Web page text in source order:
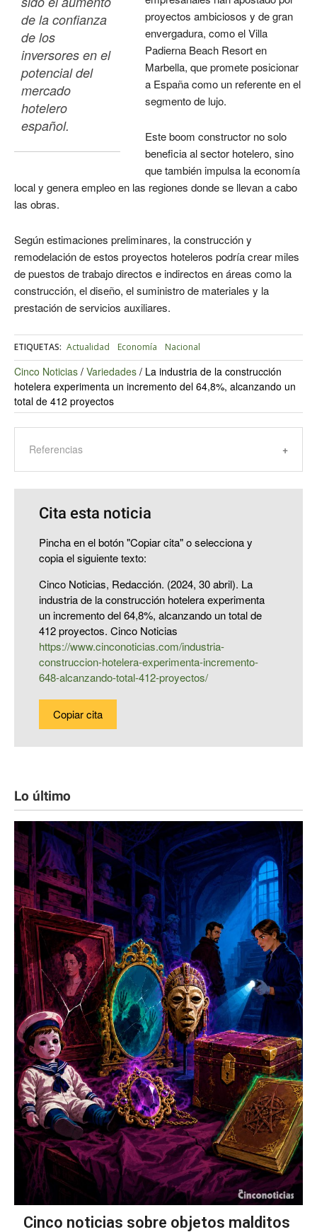
de la confianza
de los
inversores en el
potencial del
mercado
hotelero
español.
proyectos ambiciosos y de gran
envergadura, como el Villa
Padierna Beach Resort en
Marbella, que promete posicionar
a España como un referente en el
segmento de lujo.
Este boom constructor no solo
beneficia al sector hotelero, sino
que también impulsa la economía
local y genera empleo en las regiones donde se llevan a cabo
las obras.
Según estimaciones preliminares, la construcción y
remodelación de estos proyectos hoteleros podría crear miles
de puestos de trabajo directos e indirectos en áreas como la
construcción, el diseño, el suministro de materiales y la
prestación de servicios auxiliares.
ETIQUETAS: Actualidad Economía Nacional
Cinco Noticias / Variedades / La industria de la construcción
hotelera experimenta un incremento del 64,8%, alcanzando un
total de 412 proyectos
Referencias
Cita esta noticia
Pincha en el botón "Copiar cita" o selecciona y
copia el siguiente texto:
Cinco Noticias, Redacción. (2024, 30 abril). La
industria de la construcción hotelera experimenta
un incremento del 64,8%, alcanzando un total de
412 proyectos. Cinco Noticias
https://www.cinconoticias.com/industria-
construccion-hotelera-experimenta-incremento-
648-alcanzando-total-412-proyectos/
Copiar cita
Lo último
Cinco noticias sobre objetos malditos